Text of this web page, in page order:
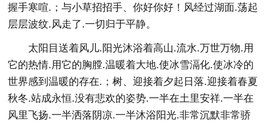
握手寒喧.；与小草招招手、你好你好！风经过湖面.荡起
层层波纹.风走了.一切归于平静。
太阳目送着风儿.阳光沐浴着高山.流水.万世万物.用
它的热情.用它的胸膛.温暖着大地.使冰雪滆化.使冰冷的
世界感到温暖的存在.；树、迎接着夕起日落.迎接着春夏
秋冬.站成永恒.没有悲欢的姿势.一半在土里安祥.一半在
风里飞扬.一半洒落阴凉.一半沐浴阳光.非常沉默非常骄